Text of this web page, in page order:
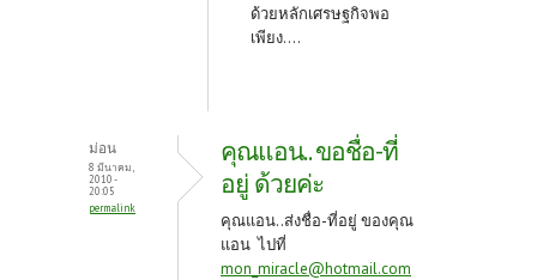
ด้วยหลักเศรษฐกิจพอ
เพียง....
ม่อน
8 มีนาคม,
2010 -
20:05
permalink
คุณแอน.. ขอชื่อ-ที่
อยู่ ด้วยค่ะ
คุณแอน..ส่งชื่อ-ที่อยู่ ของคุณ
แอน ไปที่
mon_miracle@hotmail.com